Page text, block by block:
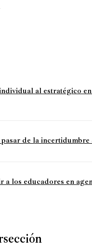
al estratégico
de la incertidumbre
a los educadores en